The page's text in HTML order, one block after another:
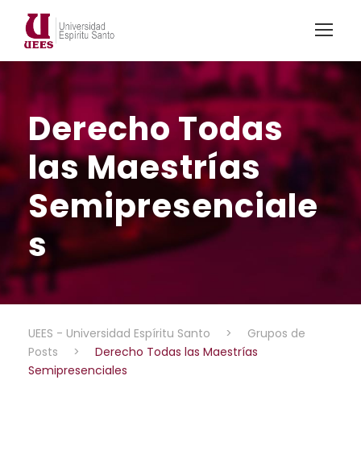
Derecho Todas
las Maestrías
Semipresenciale
s
UEES - Universidad Espíritu Santo >
Grupos de
Posts
>
Derecho Todas las Maestrías
Semipresenciales